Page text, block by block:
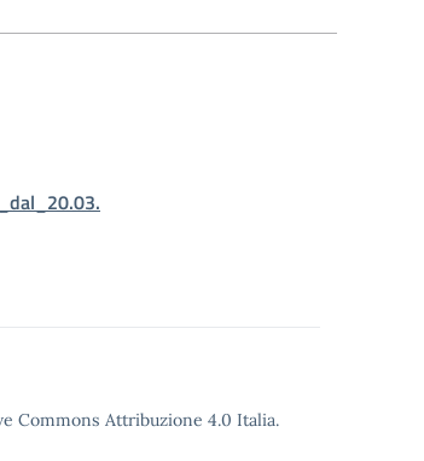
Commons Attribuzione 4.0 Italia.